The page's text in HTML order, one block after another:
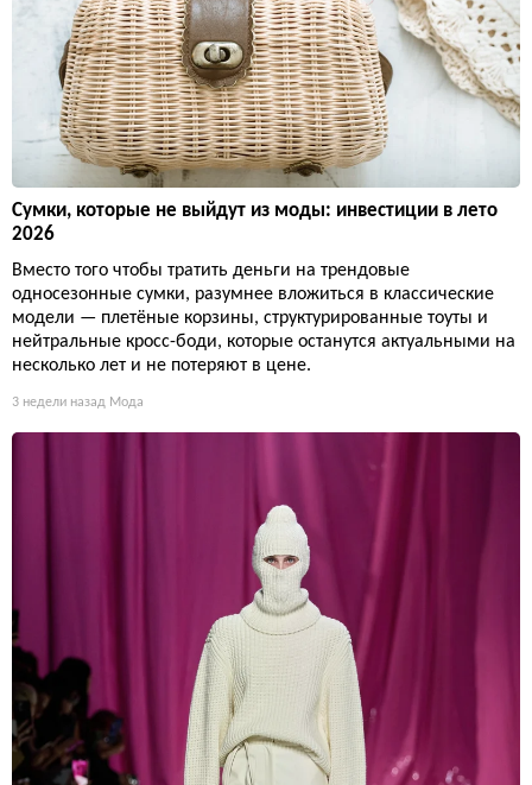
Сумки, которые не выйдут из моды: инвестиции в лето
2026
Вместо того чтобы тратить деньги на трендовые
односезонные сумки, разумнее вложиться в классические
модели — плетёные корзины, структурированные тоуты и
нейтральные кросс-боди, которые останутся актуальными на
несколько лет и не потеряют в цене.
3 недели назад Мода